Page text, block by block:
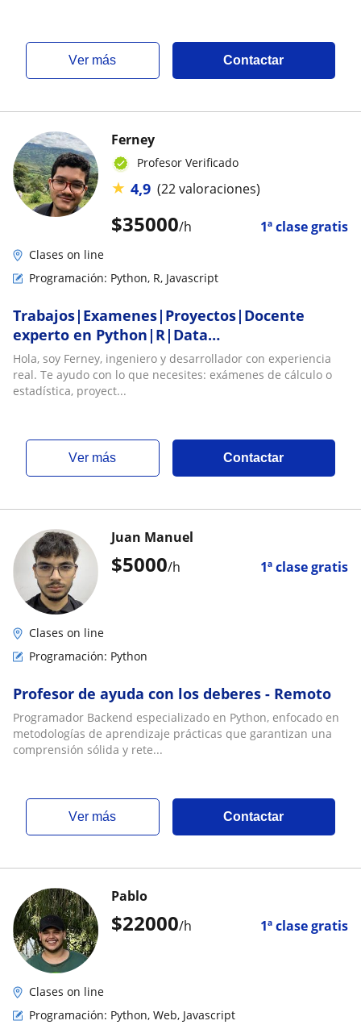
ver más Contactar
$35000/h 1ª clase gratis
Ferney
Profesor Verificado
★ 4,9 (22 valoraciones)
Clases on line
Programación: Python, R, Javascript
Trabajos|Examenes|Proyectos|Docente
experto en Python|R|Data
Science|Estadística|Cálculo| apps con
React|Next.js|React Native
Hola, soy Ferney, ingeniero y desarrollador con experiencia
real. Te ayudo con lo que necesites: exámenes de cálculo o
estadística, proyect...
ver más Contactar
$5000/h 1ª clase gratis
Juan Manuel
Clases on line
Programación: Python
Profesor de ayuda con los deberes - Remoto
Programador Backend especializado en Python, enfocado en
metodologías de aprendizaje prácticas que garantizan una
comprensión sólida y rete...
ver más Contactar
$22000/h 1ª clase gratis
Pablo
Clases on line
Programación: Python, Web, Javascript